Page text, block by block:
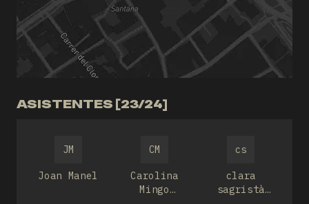
ASISTENTES [23/24]
JM
Joan Manel
CM
Carolina
Mingo
cs
clara
sagristà